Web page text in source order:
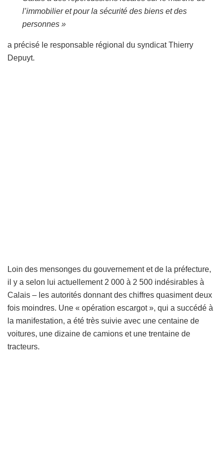
l’immobilier et pour la sécurité des biens et des
personnes »
a précisé le responsable régional du syndicat Thierry
Depuyt.
Loin des mensonges du gouvernement et de la préfecture,
il y a selon lui actuellement 2 000 à 2 500 indésirables à
Calais – les autorités donnant des chiffres quasiment deux
fois moindres. Une « opération escargot », qui a succédé à
la manifestation, a été très suivie avec une centaine de
voitures, une dizaine de camions et une trentaine de
tracteurs.